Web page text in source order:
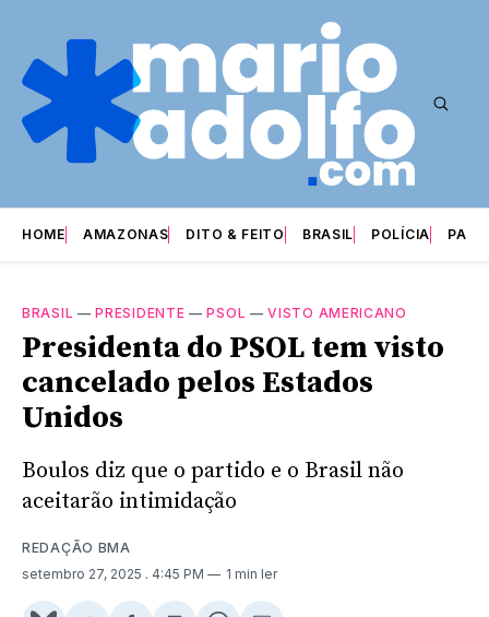
HOME AMAZONAS DITO & FEITO BRASIL POLÍCIA
BRASIL —PRESIDENTE —PSOL —VISTO AMERICANO
Presidenta do PSOL tem visto
cancelado pelos Estados
Unidos
Boulos diz que o partido e o Brasil não
aceitarão intimidação
REDAÇÃO BMA
setembro 27, 2025 . 4:45 PM 1 min ler